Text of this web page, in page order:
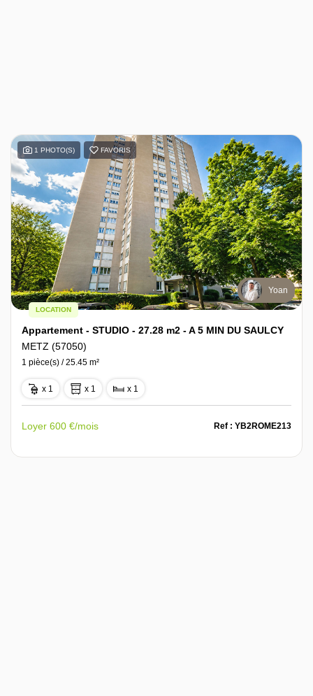
1 PHOTO(S) FAVORIS
Yoan
LOCATION
Appartement - STUDIO - 27.28 m2 - A 5 MIN DU SAULCY
METZ (57050)
1 pièce(s) / 25.45 m²
x 1 x 1 x 1
Loyer 600 €/mois Ref : YB2ROME213